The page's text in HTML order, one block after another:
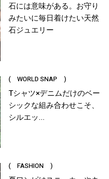
石には意味がある。お守り
みたいに毎日着けたい天然
石ジュエリー
( WORLD SNAP )
Tシャツ×デニムだけのベー
シックな組み合わせこそ、
シルエッ...
( FASHION )